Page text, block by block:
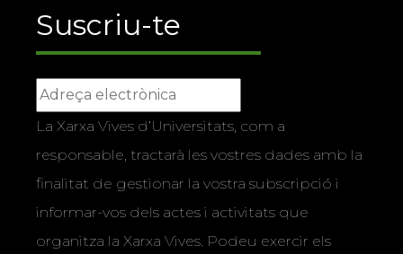
Suscriu-te
La Xarxa Vives d’Universitats, com a
responsable, tractarà les vostres dades amb la
finalitat de gestionar la vostra subscripció i
informar-vos dels actes i activitats que
organitza la Xarxa Vives. Podeu exercir els